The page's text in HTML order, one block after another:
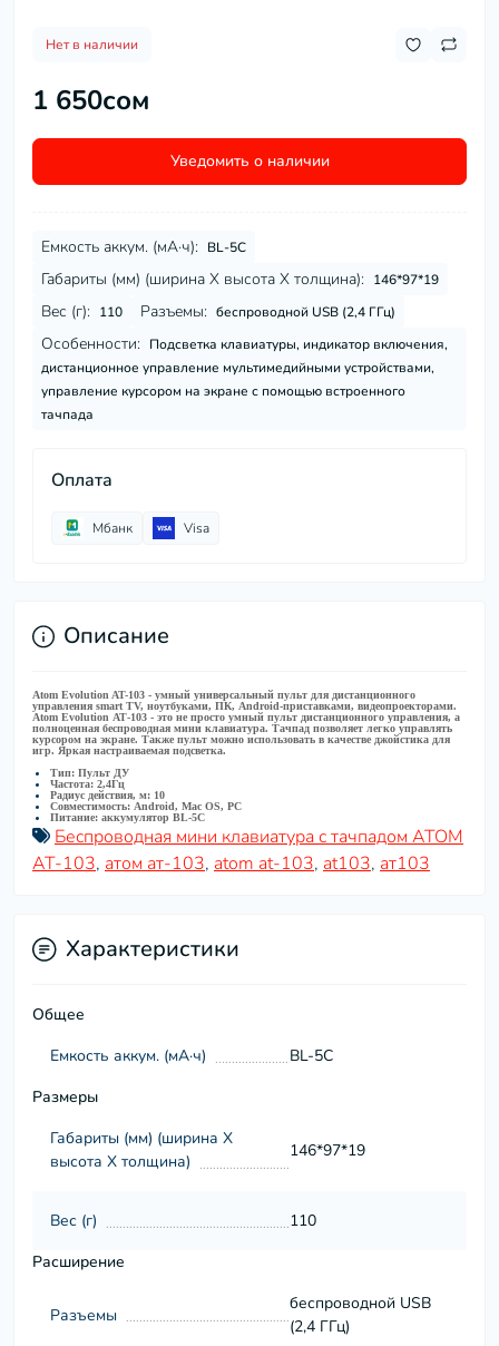
Нет в наличии
1 650сом
Уведомить о наличии
Емкость аккум. (мА·ч): BL-5C
Габариты (мм) (ширина Х высота Х толщина): 146*97*19
Вес (г): 110 Разъемы: беспроводной USB (2,4 ГГц)
Особенности:
Подсветка клавиатуры, индикатор включения,
дистанционное управление мультимедийными устройствами,
управление курсором на экране с помощью встроенного
тачпада
Оплата
Мбанк Visa
Описание
Atom Evolution AT-103 - умный универсальный пульт для дистанционного
управления smart TV, ноутбуками, ПК, Android-приставками, видеопроекторами.
Atom Evolution АТ-103 - это не просто умный пульт дистанционного управления, а
полноценная беспроводная мини клавиатура. Тачпад позволяет легко управлять
курсором на экране. Также пульт можно использовать в качестве джойстика для
игр. Яркая настраиваемая подсветка.
Тип: Пульт ДУ
Частота: 2,4Гц
Радиус действия, м: 10
Совместимость: Android, Mac OS, PC
Питание: аккумулятор BL-5C
Беспроводная мини клавиатура с тачпадом ATOM
AT-103, атом ат-103, atom at-103, at103, ат103
Характеристики
Общее
Емкость аккум. (мА·ч)
BL-5C
Размеры
Габариты (мм) (ширина Х
высота Х толщина)
146*97*19
Вес (г)
110
Расширение
Разъемы
беспроводной USB
(2,4 ГГц)